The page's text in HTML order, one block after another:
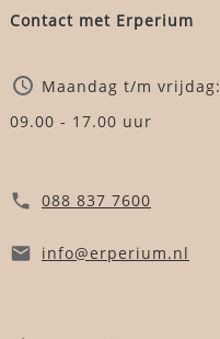
Contact met Erperium
Maandag t/m vrijdag:
09.00 - 17.00 uur
088 837 7600
info@erperium.nl